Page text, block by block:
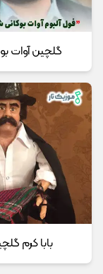
گلچین آوات
بابا کرم